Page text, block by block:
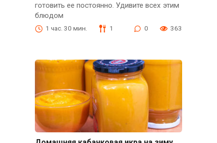
готовить ее постоянно. Удивите всех этим
блюдом
1 час. 30 мин. 1 0 363